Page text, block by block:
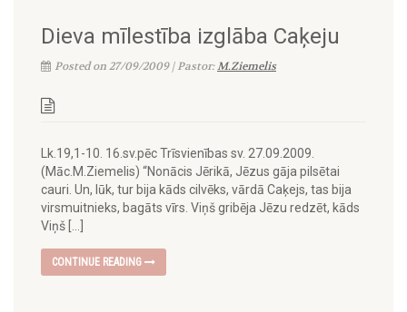
Dieva mīlestība izglāba Caķeju
Posted on 27/09/2009 | Pastor:M.Ziemelis
Lk.19,1-10. 16.sv.pēc Trīsvienības sv. 27.09.2009.
(Māc.M.Ziemelis) “Nonācis Jērikā, Jēzus gāja pilsētai
cauri. Un, lūk, tur bija kāds cilvēks, vārdā Caķejs, tas bija
virsmuitnieks, bagāts vīrs. Viņš gribēja Jēzu redzēt, kāds
Viņš […]
CONTINUE READING